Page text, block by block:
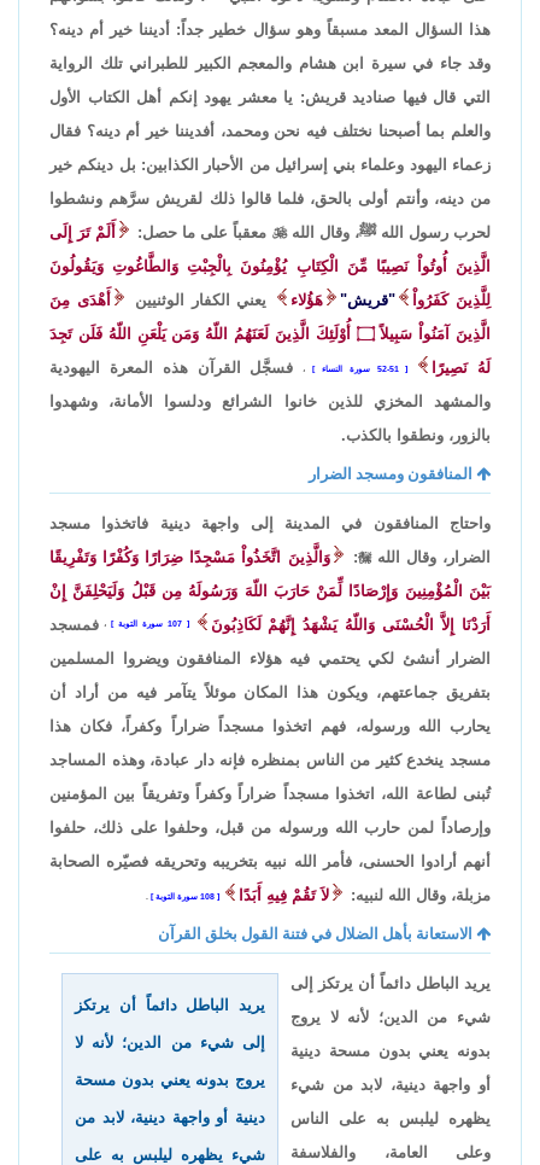
هذا السؤال المعد مسبقاً وهو سؤال خطير جداً: أديننا خير أم دينه؟
وقد جاء في سيرة ابن هشام والمعجم الكبير للطبراني تلك الرواية
التي قال فيها صناديد قريش: يا معشر يهود إنكم أهل الكتاب الأول
والعلم بما أصبحنا نختلف فيه نحن ومحمد، أفديننا خير أم دينه؟ فقال
زعماء اليهود وعلماء بني إسرائيل من الأحبار الكذابين: بل دينكم خير
من دينه، وأنتم أولى بالحق، فلما قالوا ذلك لقريش سرَّهم ونشطوا
لحرب رسول الله ﷺ، وقال الله معقباً على ما حصل:
أَلَمْ تَرَ إِلَى
الَّذِينَ أُوتُواْ نَصِيبًا مِّنَ الْكِتَابِ يُؤْمِنُونَ بِالْجِبْتِ وَالطَّاغُوتِ وَيَقُولُونَ
لِلَّذِينَ كَفَرُواْ
"قريش" هَؤُلاء يعني الكفار الوثنيين
أَهْدَى مِنَ
الَّذِينَ آمَنُواْ سَبِيلاً۝ أُوْلَئِكَ الَّذِينَ لَعَنَهُمُ اللّهُ وَمَن يَلْعَنِ اللّهُ فَلَن تَجِدَ
لَهُ نَصِيرًا
51-52 سورة النساء ،فسجَّل القرآن هذه المعرة اليهودية
والمشهد المخزي للذين خانوا الشرائع ودلسوا الأمانة، وشهدوا
بالزور، ونطقوا بالكذب.
المنافقون ومسجد الضرار
واحتاج المنافقون في المدينة إلى واجهة دينية فاتخذوا مسجد
الضرار، وقال الله
:
وَالَّذِينَ اتَّخَذُواْ مَسْجِدًا ضِرَارًا وَكُفْرًا وَتَفْرِيقًا
بَيْنَ الْمُؤْمِنِينَ وَإِرْصَادًا لِّمَنْ حَارَبَ اللّهَ وَرَسُولَهُ مِن قَبْلُ وَلَيَحْلِفَنَّ إِنْ
أَرَدْنَا إِلاَّ الْحُسْنَى وَاللّهُ يَشْهَدُ إِنَّهُمْ لَكَاذِبُونَ
107 سورة التوبة ، فمسجد
الضرار أنشئ لكي يحتمي فيه هؤلاء المنافقون ويضروا المسلمين
بتفريق جماعتهم، ويكون هذا المكان موئلاً يتآمر فيه من أراد أن
يحارب الله ورسوله، فهم اتخذوا مسجداً ضراراً وكفراً، فكان هذا
مسجد ينخدع كثير من الناس بمنظره فإنه دار عبادة، وهذه المساجد
تُبنى لطاعة الله، اتخذوا مسجداً ضراراً وكفراً وتفريقاً بين المؤمنين
وإرصاداً لمن حارب الله ورسوله من قبل، وحلفوا على ذلك، حلفوا
أنهم أرادوا الحسنى، فأمر الله نبيه بتخريبه وتحريقه فصيّره الصحابة
مزبلة، وقال الله لنبيه:
لاَ تَقُمْ فِيهِ أَبَدًا 108 سورة التوبة
الاستعانة بأهل الضلال في فتنة القول بخلق القرآن
يريد الباطل دائماً أن يرتكز
إلى شيء من الدين؛ لأنه لا
يروج بدونه يعني بدون مسحة
دينية أو واجهة دينية، لابد من
شيء يظهره ليلبس به على
يريد الباطل دائماً أن يرتكز إلى
شيء من الدين؛ لأنه لا يروج
بدونه يعني بدون مسحة دينية
أو واجهة دينية، لابد من شيء
يظهره ليلبس به على الناس
وعلى العامة، والفلاسفة